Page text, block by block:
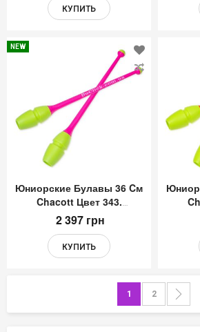
КУПИТЬ
NEW
Добавить
Юниорские Булавы 36 Cм
Chacott Цвет 343.
Желтый-Розовый
2 397 грн
КУПИТЬ
Страница
You're currently
1 Страница
2